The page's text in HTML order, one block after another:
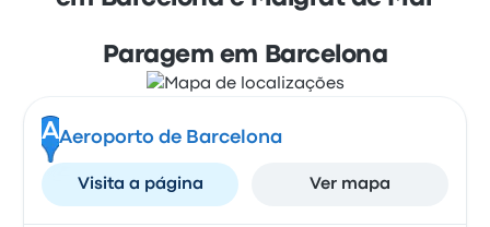
Paragem em Barcelona
AAeroporto de Barcelona
Visita a página Ver mapa